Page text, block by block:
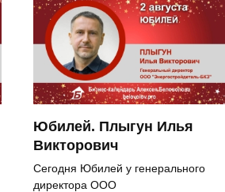
Юбилей. Плыгун Илья
Викторович
Сегодня Юбилей у генерального
директора ООО